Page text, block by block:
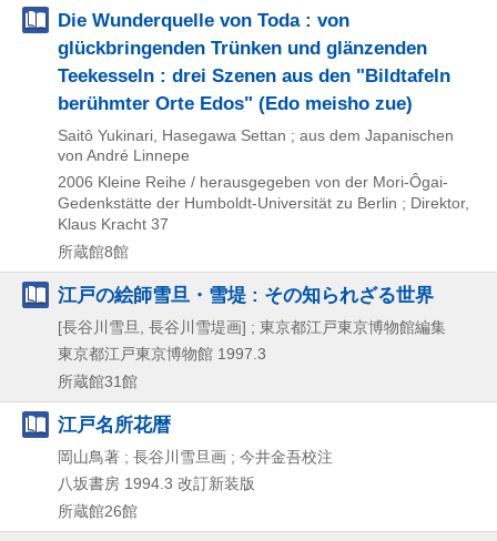
Die Wunderquelle von Toda : von
glückbringenden Trünken und glänzenden
Teekesseln : drei Szenen aus den "Bildtafeln
berühmter Orte Edos" (Edo meisho zue)
Saitô Yukinari, Hasegawa Settan ; aus dem Japanischen
von André Linnepe
2006 Kleine Reihe / herausgegeben von der Mori-Ôgai-
Gedenkstätte der Humboldt-Universität zu Berlin ; Direktor,
Klaus Kracht 37
所蔵館8館
江戸の絵師雪旦・雪堤 : その知られざる世界
[長谷川雪旦, 長谷川雪堤画] ; 東京都江戸東京博物館編集
東京都江戸東京博物館 1997.3
所蔵館31館
江戸名所花暦
岡山鳥著 ; 長谷川雪旦画 ; 今井金吾校注
八坂書房 1994.3 改訂新装版
所蔵館26館